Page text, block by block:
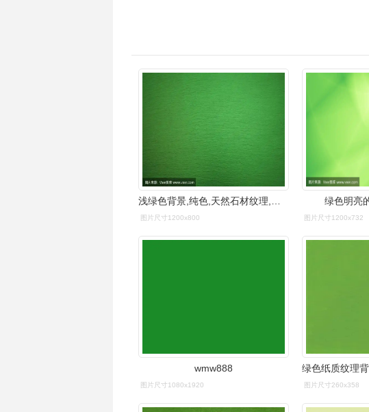
图片尺寸1200x800
绿色明亮
图片尺寸1200x732
wmw888
图片尺寸1080x1920 图片尺寸260x358